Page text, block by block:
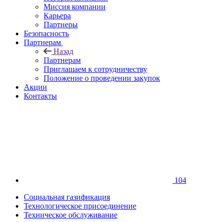
Миссия компании
Карьера
Партнеры
Безопасность
Партнерам
Назад
Партнерам
Приглашаем к сотрудничеству
Положение о проведении закупок
Акции
Контакты
104
Социальная газификация
Технологическое присоединение
Техническое обслуживание